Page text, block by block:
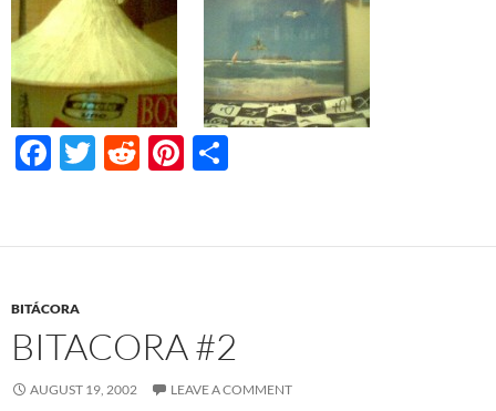
F
b
o
o
k
T
er
R
di
Pi
es e
BITÁCORA
BITACORA #2
AUGUST 19, 2002 LEAVE A COMMENT